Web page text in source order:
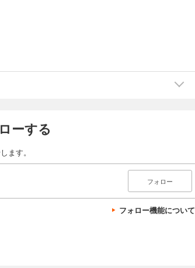
ーする
ます。
フォロー
フォロー機能について